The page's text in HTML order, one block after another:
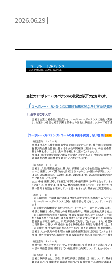
2026.06.29|